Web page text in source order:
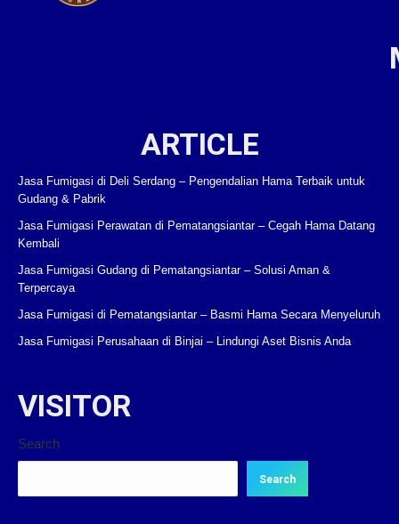
ARTICLE
Jasa Fumigasi di Deli Serdang – Pengendalian Hama Terbaik untuk
Gudang & Pabrik
Jasa Fumigasi Perawatan di Pematangsiantar – Cegah Hama Datang
Kembali
Jasa Fumigasi Gudang di Pematangsiantar – Solusi Aman &
Terpercaya
Jasa Fumigasi di Pematangsiantar – Basmi Hama Secara Menyeluruh
Jasa Fumigasi Perusahaan di Binjai – Lindungi Aset Bisnis Anda
VISITOR
Search
Search